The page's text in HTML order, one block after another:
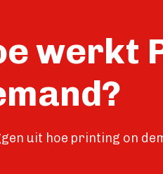
werkt
uit hoe printing on